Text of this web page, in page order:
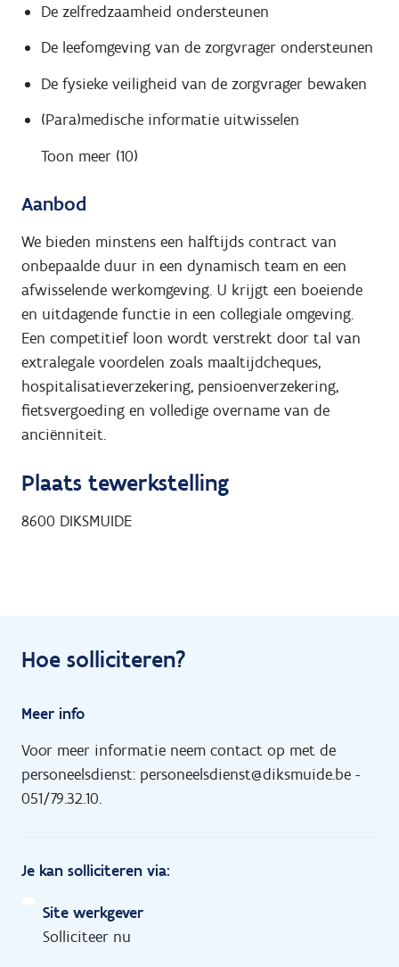
De zelfredzaamheid ondersteunen
De leefomgeving van de zorgvrager ondersteunen
De fysieke veiligheid van de zorgvrager bewaken
(Para)medische informatie uitwisselen
Toon meer (10)
Aanbod
We bieden minstens een halftijds contract van
onbepaalde duur in een dynamisch team en een
afwisselende werkomgeving. U krijgt een boeiende
en uitdagende functie in een collegiale omgeving.
Een competitief loon wordt verstrekt door tal van
extralegale voordelen zoals maaltijdcheques,
hospitalisatieverzekering, pensioenverzekering,
fietsvergoeding en volledige overname van de
anciënniteit.
Plaats tewerkstelling
8600 DIKSMUIDE
Hoe solliciteren?
Meer info
Voor meer informatie neem contact op met de
personeelsdienst: personeelsdienst@diksmuide.be -
051/79.32.10.
Je kan solliciteren via:
Site werkgever
Solliciteer nu